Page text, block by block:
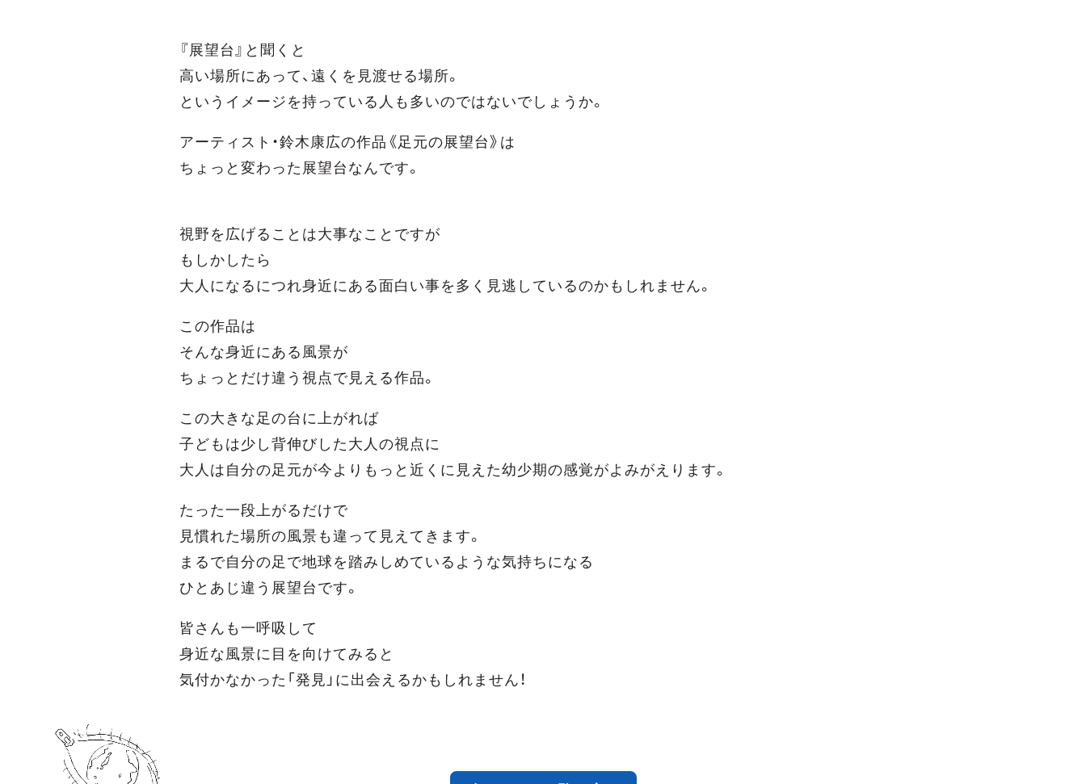
『展望台』と聞くと
高い場所にあって、遠くを見渡せる場所。
というイメージを持っている人も多いのではないでしょうか。
アーティスト・鈴木康広の作品《足元の展望台》は
ちょっと変わった展望台なんです。
視野を広げることは大事なことですが
もしかしたら
大人になるにつれ身近にある面白い事を多く見逃しているのかもしれません。
この作品は
そんな身近にある風景が
ちょっとだけ違う視点で見える作品。
この大きな足の台に上がれば
子どもは少し背伸びした大人の視点に
大人は自分の足元が今よりもっと近くに見えた幼少期の感覚がよみがえります。
たった一段上がるだけで
見慣れた場所の風景も違って見えてきます。
まるで自分の足で地球を踏みしめているような気持ちになる
ひとあじ違う展望台です。
皆さんも一呼吸して
身近な風景に目を向けてみると
気付かなかった「発見」に出会えるかもしれません！